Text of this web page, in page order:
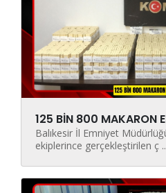
125 BİN 800 MAKARON
Balıkesir İl Emniyet
ekiplerince gerçekleştirilen ç